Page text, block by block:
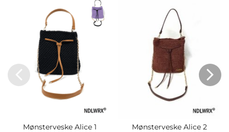
Mønsterveske Alice 1 Mønsterveske Alice 2